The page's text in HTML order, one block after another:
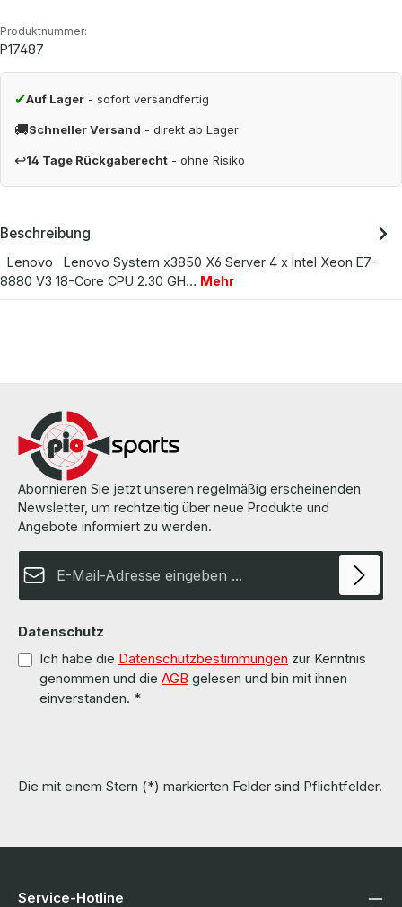
Produktnummer:
P17487
✔Auf Lager - sofort versandfertig
🚚Schneller Versand - direkt ab Lager
↩14 Tage Rückgaberecht - ohne Risiko
Beschreibung
Lenovo Lenovo System x3850 X6 Server 4 x Intel Xeon E7-
8880 V3 18-Core CPU 2.30 GH… Mehr
Abonnieren Sie jetzt unseren regelmäßig erscheinenden
Newsletter, um rechtzeitig über neue Produkte und
Angebote informiert zu werden.
Datenschutz
Ich habe die Datenschutzbestimmungen zur Kenntnis
genommen und die AGB gelesen und bin mit ihnen
einverstanden. *
Die mit einem Stern (*) markierten Felder sind Pflichtfelder.
Service-Hotline